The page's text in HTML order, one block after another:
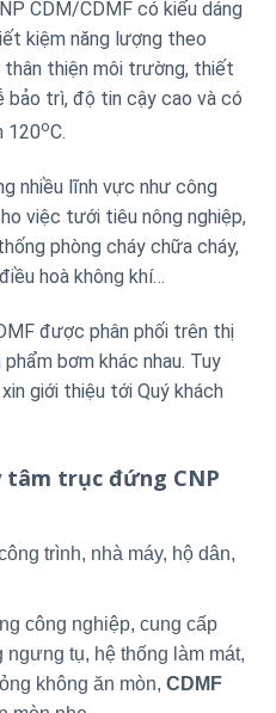
CDM/CDMF có kiểu dáng
kiệm năng lượng theo
thân thiện môi trường, thiết
bảo trì, độ tin cậy cao và có
120oC.
nhiều lĩnh vực như công
việc tưới tiêu nông nghiệp,
phòng cháy chữa cháy,
hoà không khí…
được phân phối trên thị
bơm khác nhau. Tuy
giới thiệu tới Quý khách
tâm trục đứng CNP
trình, nhà máy, hộ dân,
công nghiệp, cung cấp
tụ, hệ thống làm mát,
không ăn mòn, CDMF